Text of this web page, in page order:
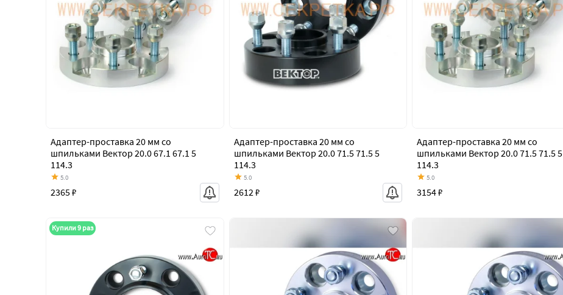
Адаптер-проставка 20 мм со
шпильками Вектор 20.0 67.1 67.1 5
114.3
5.0
2365 ₽
Адаптер-проставка 20 мм со
шпильками Вектор 20.0 71.5 71.5 5
114.3
5.0
2612 ₽
Адаптер-проставка 20 мм со
шпильками Вектор 20.0 71.5 71.5 5
114.3
5.0
3154 ₽
Купили 9 раз